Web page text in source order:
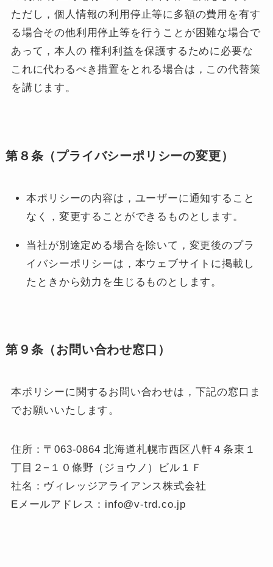
ただし，個人情報の利用停止等に多額の費用を有す
る場合その他利用停止等を行うことが困難な場合で
あって，本人の 権利利益を保護するために必要な
これに代わるべき措置をとれる場合は，この代替策
を講じます。
第８条（プライバシーポリシーの変更）
本ポリシーの内容は，ユーザーに通知すること
なく，変更することができるものとします。
当社が別途定める場合を除いて，変更後のプラ
イバシーポリシーは，本ウェブサイトに掲載し
たときから効力を生じるものとします。
第９条（お問い合わせ窓口）
本ポリシーに関するお問い合わせは，下記の窓口ま
でお願いいたします。
住所：〒063-0864 北海道札幌市西区八軒４条東１
丁目２−１０條野（ジョウノ）ビル１Ｆ
社名：ヴィレッジアライアンス株式会社
Eメールアドレス：info@v-trd.co.jp